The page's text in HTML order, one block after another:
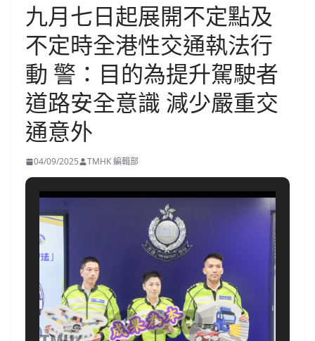
九月七日起展開不定點及
不定時全港性交通執法行
動 警：目的為提升駕駛者
道路安全意識 減少嚴重交
通意外
04/09/2025 TMHK 編輯部